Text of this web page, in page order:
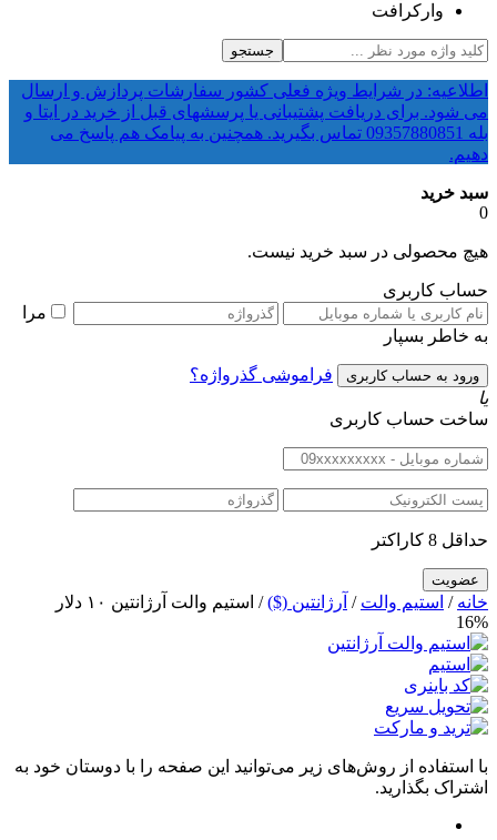
وارکرافت
جستجو
اطلاعیه: در شرایط ویژه فعلی کشور سفارشات پردازش و ارسال
می شود. برای دریافت پشتیبانی یا پرسشهای قبل از خرید در ایتا و
بله 09357880851 تماس بگیرید. همچنین به پیامک هم پاسخ می
دهیم.
سبد خرید
0
هیچ محصولی در سبد خرید نیست.
حساب کاربری
مرا
به خاطر بسپار
فراموشی گذرواژه؟
یا
ساخت حساب کاربری
حداقل 8 کاراکتر
خانه / استیم والت / آرژانتین ($)/ استیم والت آرژانتین ۱۰ دلار
16%
با استفاده از روش‌های زیر می‌توانید این صفحه را با دوستان خود به
اشتراک بگذارید.